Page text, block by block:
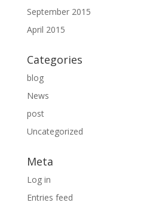
September 2015
April 2015
Categories
blog
News
post
Uncategorized
Meta
Log in
Entries feed